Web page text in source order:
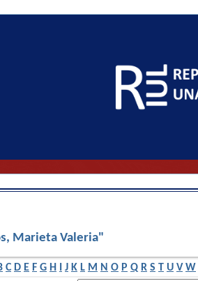
Marieta Valeria"
C D E F G H I J K L M N O P Q R S T U V W